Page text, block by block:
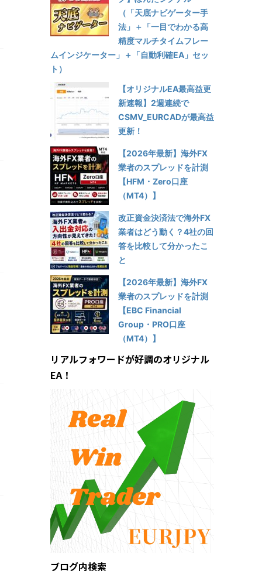
（「天底ナビゲーター手
法」＋「一目でわかる高
精度マルチタイムフレー
ムインジケーター」＋「自動利確EA」セッ
ト）
【オリジナルEA最高益更
新速報】2週連続で
CSMV_EURCADが最高益
更新！
【2026年最新】海外FX
業者のスプレッドを計測
【HFM・Zero口座
（MT4）】
改正資金決済法で海外FX
業者はどう動く？4社の回
答を比較して分かったこ
と
【2026年最新】海外FX
業者のスプレッドを計測
【EBC Financial
Group・PRO口座
（MT4）】
リアルフォワードが好調のオリジナル
EA！
ブログ内検索